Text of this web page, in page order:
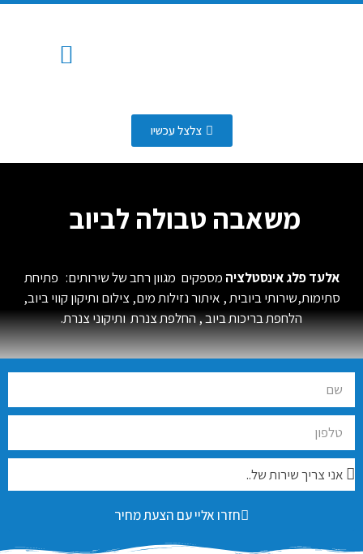
צלצל עכשיו
משאבה טבולה לביוב
אלעד פלג אינסטלציה מספקים מגוון רחב של שירותים: פתיחת
סתימות,שירותי ביובית , איתור נזילות מים, צילום ותיקון קווי ביוב,
הלחפת בריכות ביוב , החלפת צנרת ותיקוני צנרת.
חזרו אליי עם הצעת מחיר